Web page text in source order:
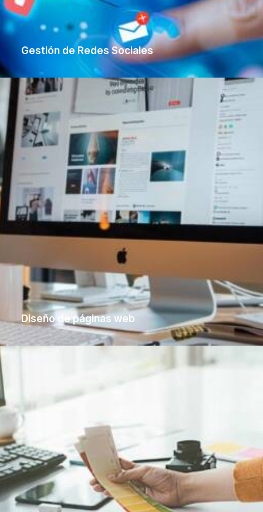
Gestión de Redes Sociales
Diseño de páginas web